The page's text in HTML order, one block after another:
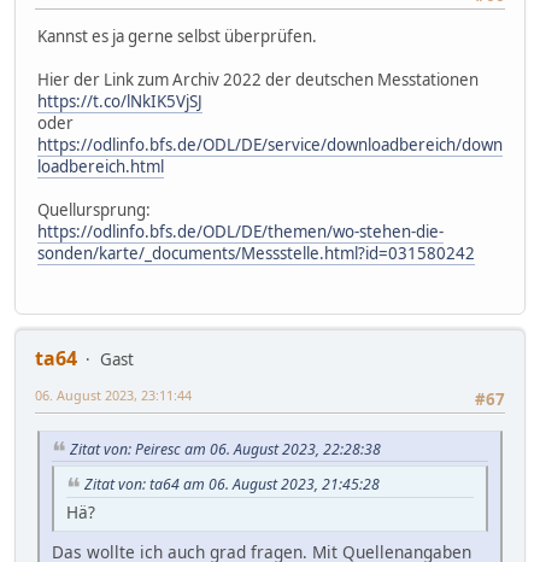
Kannst es ja gerne selbst überprüfen.
Hier der Link zum Archiv 2022 der deutschen Messtationen
https://t.co/lNkIK5VjSJ
oder
https://odlinfo.bfs.de/ODL/DE/service/downloadbereich/down
loadbereich.html
Quellursprung:
https://odlinfo.bfs.de/ODL/DE/themen/wo-stehen-die-
sonden/karte/_documents/Messstelle.html?id=031580242
ta64
Gast
#67
06. August 2023, 23:11:44
Zitat von: Peiresc am 06. August 2023, 22:28:38
Zitat von: ta64 am 06. August 2023, 21:45:28
Hä?
Das wollte ich auch grad fragen. Mit Quellenangaben